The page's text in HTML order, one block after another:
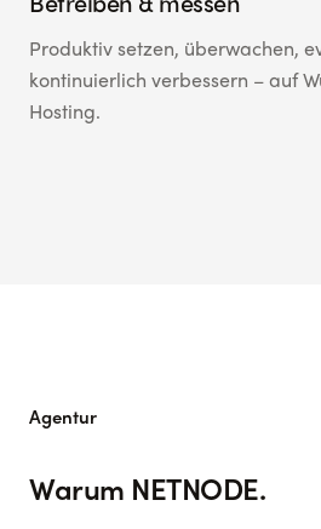
Betreiben & messen
Produktiv setzen, überwachen,
kontinuierlich verbessern – auf
Hosting.
Agentur
Warum NETNODE.